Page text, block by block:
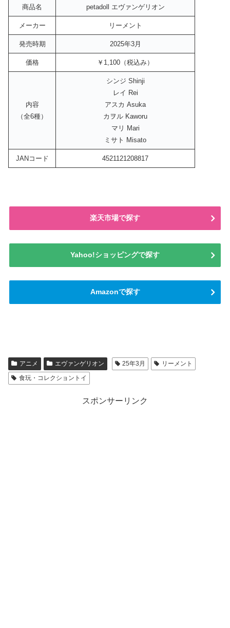
商品名 petadoll エヴァンゲリオン
メーカー リーメント
発売時期 2025年3月
価格 ￥1,100（税込み）
内容
（全6種）
シンジ Shinji
レイ Rei
アスカ Asuka
カヲル Kaworu
マリ Mari
ミサト Misato
JANコード 4521121208817
楽天市場で探す
Yahoo!ショッピングで探す
Amazonで探す
アニメ エヴァンゲリオン 25年3月
リーメント
食玩・コレクショントイ
スポンサーリンク